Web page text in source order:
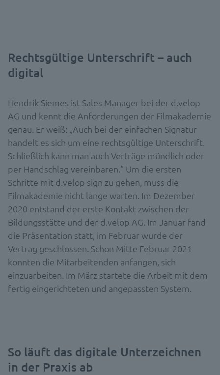
Rechtsgültige Unterschrift – auch
digital
Hendrik Siemes ist Sales Manager bei der d.velop
AG und kennt die Anforderungen der Filmakademie
genau. Er weiß: „Auch bei der einfachen Signatur
handelt es sich um eine rechtsgültige Unterschrift.
Schließlich kann man auch Verträge mündlich oder
per Handschlag vereinbaren.“ Um die ersten
Schritte mit d.velop sign zu gehen, muss die
Filmakademie nicht lange warten. Im Dezember
2020 entstand der erste Kontakt zwischen der
Bildungsstätte und der d.velop AG. Im Januar fand
die Präsentation statt, im Februar wurde der
Vertrag geschlossen. Schon Mitte Februar 2021
konnten die Mitarbeitenden anfangen, sich
einzuarbeiten. Im März startete die Arbeit mit dem
fertig eingerichteten und angepassten System.
So läuft das digitale Unterzeichnen
in der Praxis ab